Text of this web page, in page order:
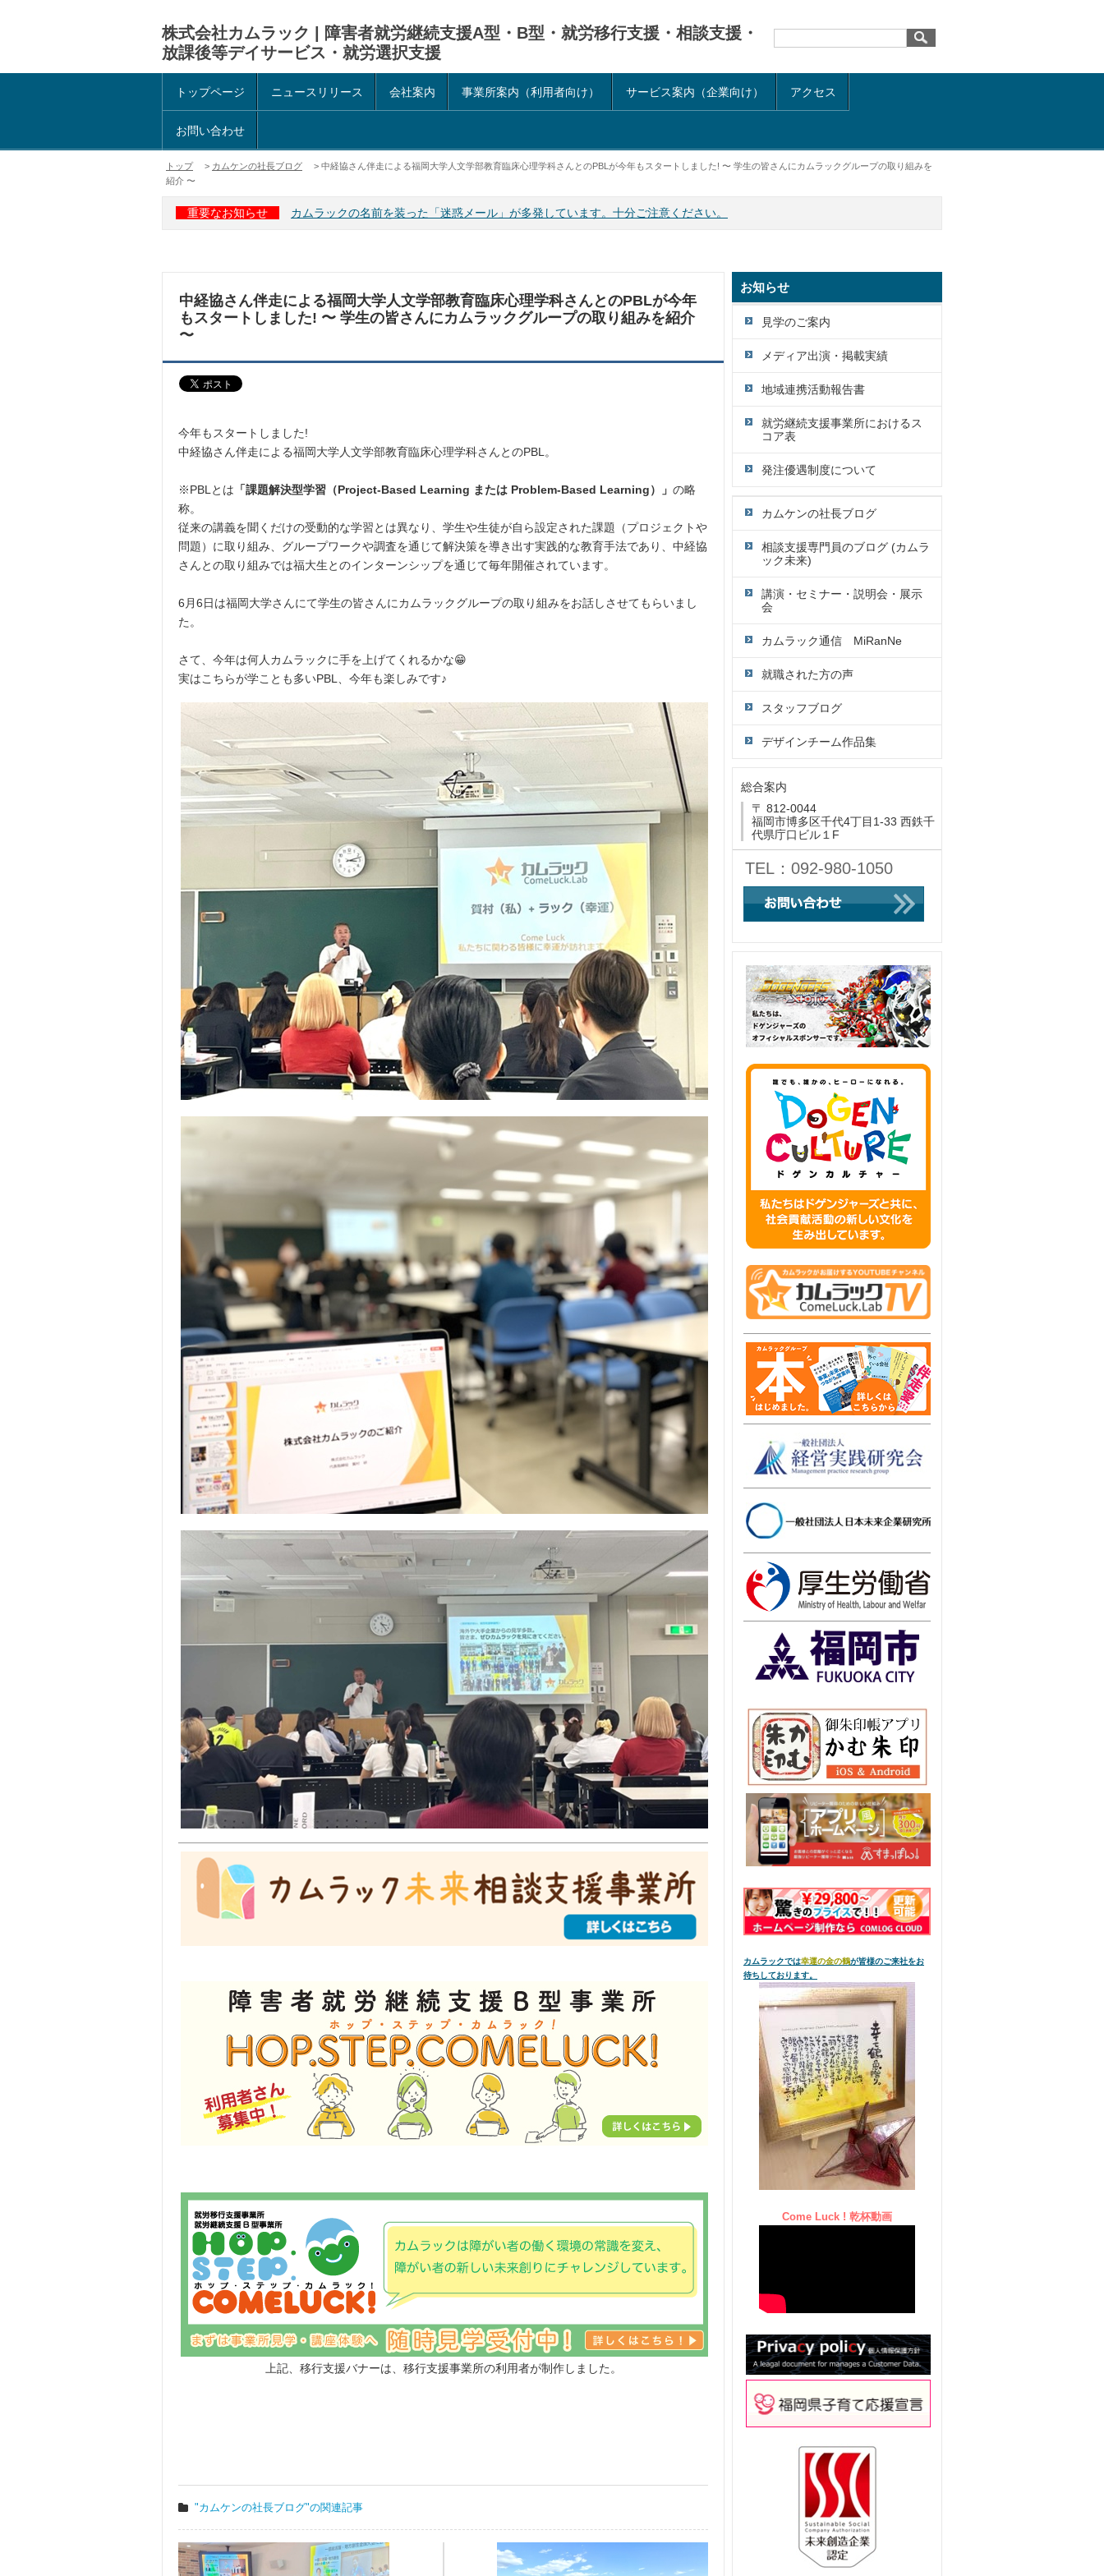
株式会社カムラック | 障害者就労継続支援A型・B型・就労移行支援・相談支援・
放課後等デイサービス・就労選択支援
トップページ ニュースリリース 会社案内 事業所案内（利用者向け） サービス案内（企業向け） アクセス
お問い合わせ
トップ > カムケンの社長ブログ
> 中経協さん伴走による福岡大学人文学部教育臨床心理学科さんとのPBLが今年もスタートしました! 〜 学生の皆さんにカムラックグループの取り組みを
紹介 〜
重要なお知らせ カムラックの名前を装った「迷惑メール」が多発しています。十分ご注意ください。
中経協さん伴走による福岡大学人文学部教育臨床心理学科さんとのPBLが今年
もスタートしました! 〜 学生の皆さんにカムラックグループの取り組みを紹介
〜
今年もスタートしました!
中経協さん伴走による福岡大学人文学部教育臨床心理学科さんとのPBL。
※PBLとは 「課題解決型学習（Project-Based Learning または Problem-Based Learning）」 の略
称。
従来の講義を聞くだけの受動的な学習とは異なり、学生や生徒が自ら設定された課題（プロジェクトや
問題）に取り組み、グループワークや調査を通じて解決策を導き出す実践的な教育手法であり、中経協
さんとの取り組みでは福大生とのインターンシップを通じて毎年開催されています。
6月6日は福岡大学さんにて学生の皆さんにカムラックグループの取り組みをお話しさせてもらいまし
た。
さて、今年は何人カムラックに手を上げてくれるかな😁
実はこちらが学ことも多いPBL、今年も楽しみです♪
上記、移行支援バナーは、移行支援事業所の利用者が制作しました。
"カムケンの社長ブログ"の関連記事
お知らせ
見学のご案内
メディア出演・掲載実績
地域連携活動報告書
就労継続支援事業所におけるス
コア表
発注優遇制度について
カムケンの社長ブログ
相談支援専門員のブログ (カムラ
ック未来)
講演・セミナー・説明会・展示
会
カムラック通信 MiRanNe
就職された方の声
スタッフブログ
デザインチーム作品集
総合案内
〒 812-0044
福岡市博多区千代4丁目1-33 西鉄千
代県庁口ビル１F
TEL：092-980-1050
カムラックでは幸運の金の鶴が皆様のご来社をお
待ちしております。
Come Luck ! 乾杯動画